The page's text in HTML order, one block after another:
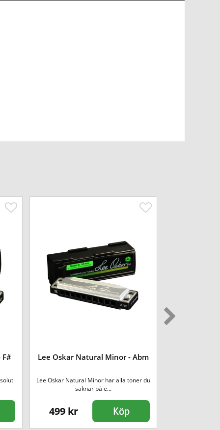
F# Lee Oskar Natural Minor - Abm
Lee Oskar Natural Minor har alla toner du
saknar på e...
499 kr Köp